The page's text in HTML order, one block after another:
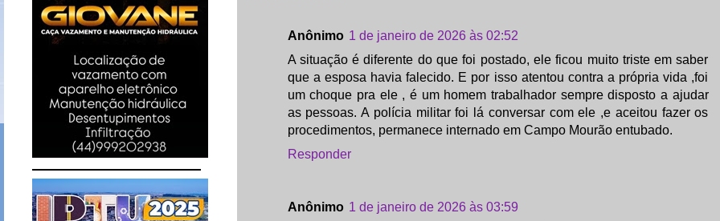
Anônimo 1 de janeiro de 2026 às 02:52
A situação é diferente do que foi postado, ele ficou muito triste em saber
que a esposa havia falecido. E por isso atentou contra a própria vida ,foi
um choque pra ele , é um homem trabalhador sempre disposto a ajudar
as pessoas. A polícia militar foi lá conversar com ele ,e aceitou fazer os
procedimentos, permanece internado em Campo Mourão entubado.
Responder
Anônimo 1 de janeiro de 2026 às 03:59